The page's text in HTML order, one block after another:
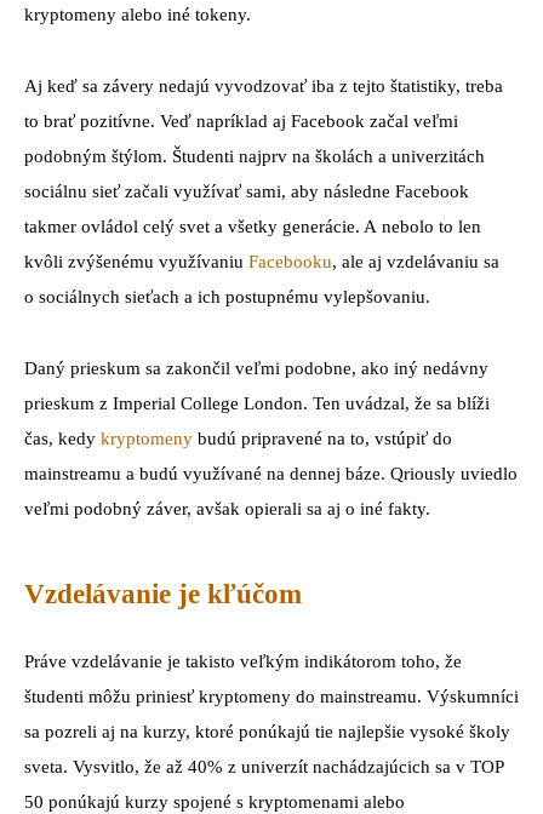
kryptomeny alebo iné tokeny.
Aj keď sa závery nedajú vyvodzovať iba z tejto štatistiky, treba
to brať pozitívne. Veď napríklad aj Facebook začal veľmi
podobným štýlom. Študenti najprv na školách a univerzitách
sociálnu sieť začali využívať sami, aby následne Facebook
takmer ovládol celý svet a všetky generácie. A nebolo to len
kvôli zvýšenému využívaniu Facebooku, ale aj vzdelávaniu sa
o sociálnych sieťach a ich postupnému vylepšovaniu.
Daný prieskum sa zakončil veľmi podobne, ako iný nedávny
prieskum z Imperial College London. Ten uvádzal, že sa blíži
čas, kedy kryptomeny budú pripravené na to, vstúpiť do
mainstreamu a budú využívané na dennej báze. Qriously uviedlo
veľmi podobný záver, avšak opierali sa aj o iné fakty.
Vzdelávanie je kľúčom
Práve vzdelávanie je takisto veľkým indikátorom toho, že
študenti môžu priniesť kryptomeny do mainstreamu. Výskumníci
sa pozreli aj na kurzy, ktoré ponúkajú tie najlepšie vysoké školy
sveta. Vysvitlo, že až 40% z univerzít nachádzajúcich sa v TOP
50 ponúkajú kurzy spojené s kryptomenami alebo